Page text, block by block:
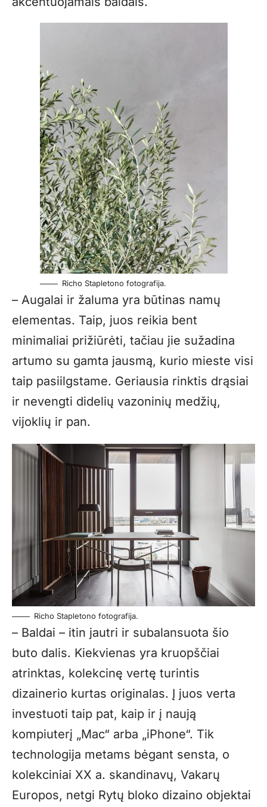
Richo Stapletono fotografija.
– Augalai ir žaluma yra būtinas namų
elementas. Taip, juos reikia bent
minimaliai prižiūrėti, tačiau jie sužadina
artumo su gamta jausmą, kurio mieste visi
taip pasiilgstame. Geriausia rinktis drąsiai
ir nevengti didelių vazoninių medžių,
vijoklių ir pan.
Richo Stapletono fotografija.
– Baldai – itin jautri ir subalansuota šio
buto dalis. Kiekvienas yra kruopščiai
atrinktas, kolekcinę vertę turintis
dizainerio kurtas originalas. Į juos verta
investuoti taip pat, kaip ir į naują
kompiuterį „Mac“ arba „iPhone“. Tik
technologija metams bėgant sensta, o
kolekciniai XX a. skandinavų, Vakarų
Europos, netgi Rytų bloko dizaino objektai